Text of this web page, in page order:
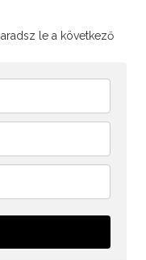
le a következő